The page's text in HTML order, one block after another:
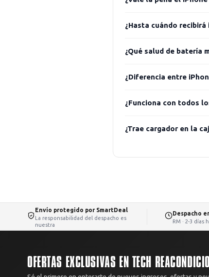
¿Hasta cuándo recibirá
¿Qué salud de batería
¿Diferencia entre
¿Funciona con todos
¿Trae cargador en la
Envío protegido por SmartDeal
La responsabilidad del despacho es
nuestra
Despacho
RM · 2-3 días
OFERTAS EXCLUSIVAS EN TECH